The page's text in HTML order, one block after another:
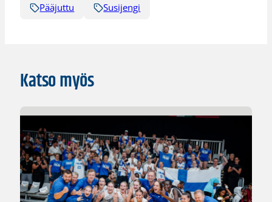
Pääjuttu
Susijengi
Katso myös